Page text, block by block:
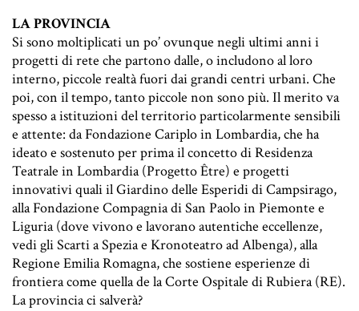
LA PROVINCIA
Si sono moltiplicati un po’ ovunque negli ultimi anni i
progetti di rete che partono dalle, o includono al loro
interno, piccole realtà fuori dai grandi centri urbani. Che
poi, con il tempo, tanto piccole non sono più. Il merito va
spesso a istituzioni del territorio particolarmente sensibili
e attente: da Fondazione Cariplo in Lombardia, che ha
ideato e sostenuto per prima il concetto di Residenza
Teatrale in Lombardia (Progetto Être) e progetti
innovativi quali ilGiardino delle Esperididi Campsirago,
alla Fondazione Compagnia di San Paolo in Piemonte e
Liguria (dove vivono e lavorano autentiche eccellenze,
vedi gliScartia Spezia e Kronoteatroad Albenga), alla
Regione Emilia Romagna, che sostiene esperienze di
frontiera come quella de laCorte Ospitale di Rubiera (RE).
La provincia ci salverà?